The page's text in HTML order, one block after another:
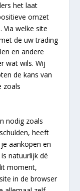
het laat
omzet
Via welke site
de uw trading
en andere
wat wils. Wij
de kans van
zoals
nodig zoals
heeft
aankopen en
natuurlijk dé
moment,
in de browser